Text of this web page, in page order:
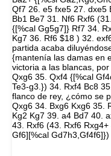
Qf7 26. e5 fxe5 27. dxe5
Bb1 Be7 31. Nf6 Rxf6
{[%cal Gg5g7]} Rf7 34.
Kg7 36. Rf6 $18 ) 32.
partida acaba
{mantenía las damas en
victoria a las blancas,
Qxg6 35. Qxf4 {[%cal
Te3-g3.}) 34. Rxf4 Bc8
flanco de rey, ¿cómo se
Qxg6 34. Bxg6 Kxg6 35.
Kg2 Kg7 39. a4 Bd7 40.
43. Rxf6 (43. Rxf6
Gf6][%cal